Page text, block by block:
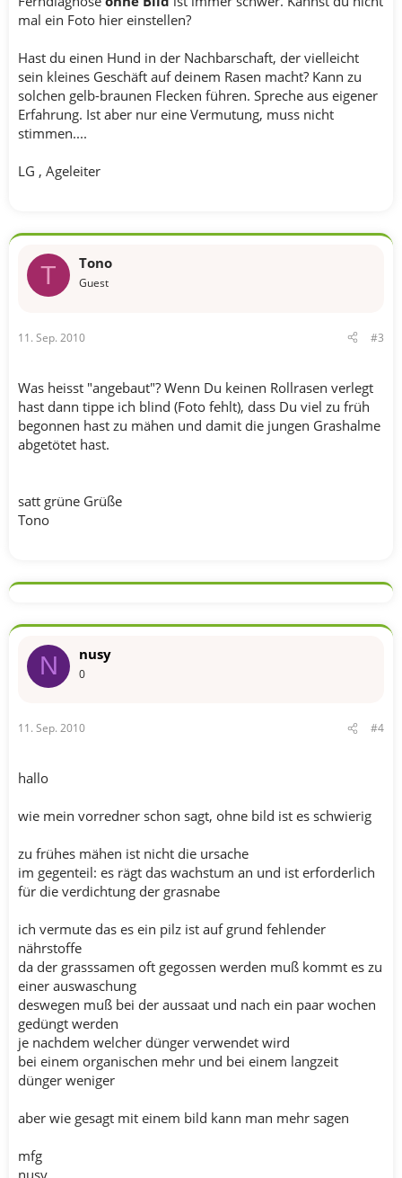
mal ein Foto hier einstellen?
Hast du einen Hund in der Nachbarschaft, der vielleicht
sein kleines Geschäft auf deinem Rasen macht? Kann zu
solchen gelb-braunen Flecken führen. Spreche aus eigener
Erfahrung. Ist aber nur eine Vermutung, muss nicht
stimmen....
LG , Ageleiter
T Tono
Guest
11. Sep. 2010 #3
Was heisst "angebaut"? Wenn Du keinen Rollrasen verlegt
hast dann tippe ich blind (Foto fehlt), dass Du viel zu früh
begonnen hast zu mähen und damit die jungen Grashalme
abgetötet hast.
satt grüne Grüße
Tono
N nusy
0
11. Sep. 2010 #4
hallo
wie mein vorredner schon sagt, ohne bild ist es schwierig
zu frühes mähen ist nicht die ursache
im gegenteil: es rägt das wachstum an und ist erforderlich
für die verdichtung der grasnabe
ich vermute das es ein pilz ist auf grund fehlender
nährstoffe
da der grasssamen oft gegossen werden muß kommt es zu
einer auswaschung
deswegen muß bei der aussaat und nach ein paar wochen
gedüngt werden
je nachdem welcher dünger verwendet wird
bei einem organischen mehr und bei einem langzeit
dünger weniger
aber wie gesagt mit einem bild kann man mehr sagen
mfg
nusy